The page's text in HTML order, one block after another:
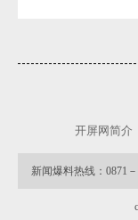
开屏网简介
新闻爆料热线：0871